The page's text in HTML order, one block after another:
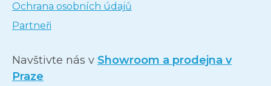
Ochrana osobních údajů
Partneři
Navštivte nás v Showroom a prodejna v
Praze